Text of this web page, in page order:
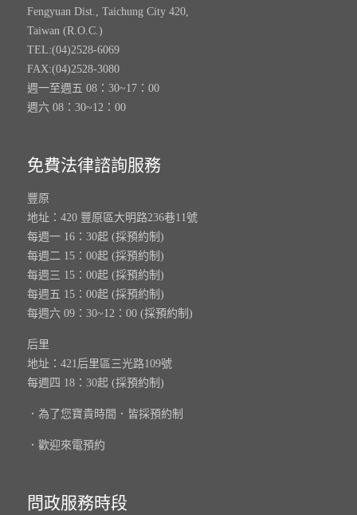
Fengyuan Dist., Taichung City 420,
Taiwan (R.O.C.)
TEL:(04)2528-6069
FAX:(04)2528-3080
週一至週五 08：30~17：00
週六 08：30~12：00
免費法律諮詢服務
豐原
地址：420 豐原區大明路236巷11號
每週一 16：30起 (採預約制)
每週二 15：00起 (採預約制)
每週三 15：00起 (採預約制)
每週五 15：00起 (採預約制)
每週六 09：30~12：00 (採預約制)
后里
地址：421后里區三光路109號
每週四 18：30起 (採預約制)
．為了您寶貴時間．皆採預約制
．歡迎來電預約
問政服務時段